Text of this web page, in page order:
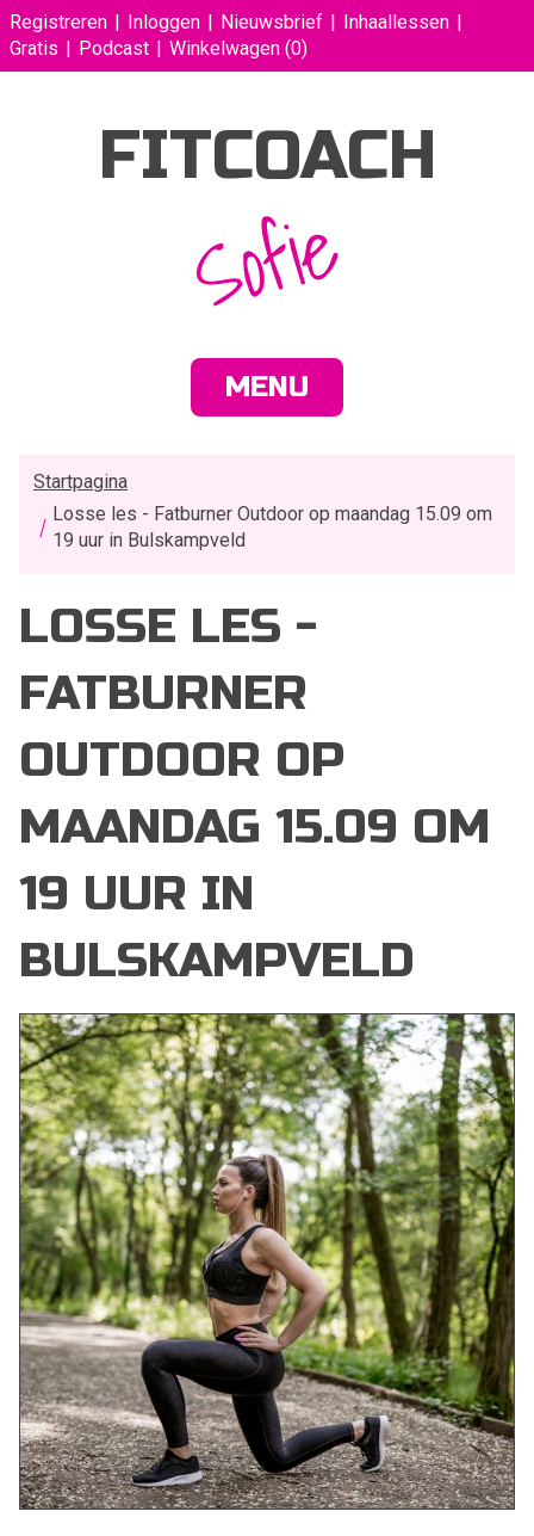
Registreren Inloggen Nieuwsbrief
Inhaallessen
Gratis
Podcast Winkelwagen (0)
FITCOACH
Sofie
MENU
Startpagina
Losse les - Fatburner Outdoor op maandag 15.09 om
19 uur in Bulskampveld
LOSSE LES -
FATBURNER
OUTDOOR OP
MAANDAG 15.09 OM
19 UUR IN
BULSKAMPVELD